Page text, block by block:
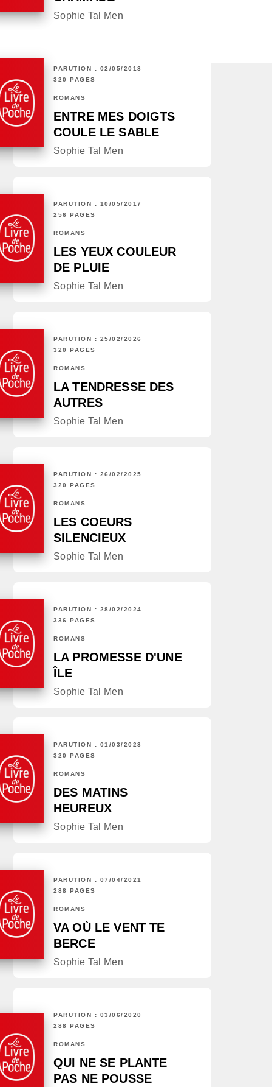
Sophie Tal Men
PARUTION : 02/05/2018
320 PAGES
ROMANS
ENTRE MES DOIGTS
COULE LE SABLE
Sophie Tal Men
PARUTION : 10/05/2017
256 PAGES
ROMANS
LES YEUX COULEUR
DE PLUIE
Sophie Tal Men
PARUTION : 25/02/2026
320 PAGES
ROMANS
LA TENDRESSE DES
AUTRES
Sophie Tal Men
PARUTION : 26/02/2025
320 PAGES
ROMANS
LES COEURS
SILENCIEUX
Sophie Tal Men
PARUTION : 28/02/2024
336 PAGES
ROMANS
LA PROMESSE D'UNE
ÎLE
Sophie Tal Men
PARUTION : 01/03/2023
320 PAGES
ROMANS
DES MATINS
HEUREUX
Sophie Tal Men
PARUTION : 07/04/2021
288 PAGES
ROMANS
VA OÙ LE VENT TE
BERCE
Sophie Tal Men
PARUTION : 03/06/2020
288 PAGES
ROMANS
QUI NE SE PLANTE
PAS NE POUSSE